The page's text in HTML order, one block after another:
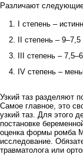
Различают
I степень –
II степень – 9–7,5
III степень –
IV степень –
Узкий таз разделяют
Самое главное, это
узкий таз. Для этого
постановке
оценка формы ромба
исследование.
травматолога или